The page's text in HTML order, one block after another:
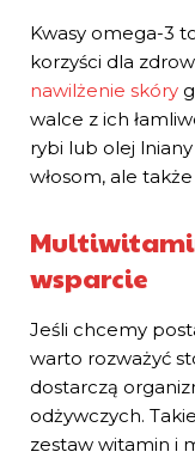
Kwasy omega-3
korzyści dla
nawilżenie skóry
walce z ich
rybi lub olej
włosom, ale
wsparcie
Jeśli chcemy
warto rozważyć
dostarczą
odżywczych.
zestaw witamin i